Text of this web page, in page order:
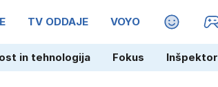
TV ODDAJE VOYO MAGAZIN
in tehnologija Fokus Inšpektor